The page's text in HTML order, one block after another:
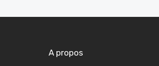
A propos